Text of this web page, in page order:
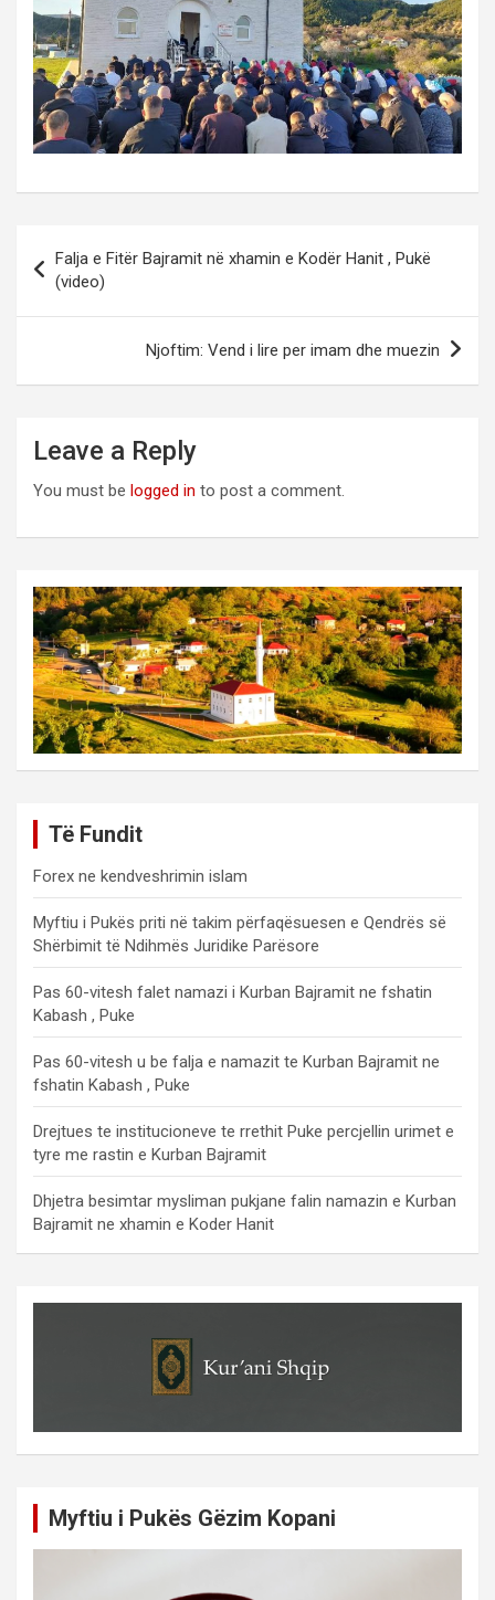
navigation
Falja e Fitër Bajramit në xhamin e Kodër Hanit , Pukë
(video)
Njoftim: Vend i lire per imam dhe muezin
Leave a Reply
You must be logged in to post a comment.
Të Fundit
Forex ne kendveshrimin islam
Myftiu i Pukës priti në takim përfaqësuesen e Qendrës së
Shërbimit të Ndihmës Juridike Parësore
Pas 60-vitesh falet namazi i Kurban Bajramit ne fshatin
Kabash , Puke
Pas 60-vitesh u be falja e namazit te Kurban Bajramit ne
fshatin Kabash , Puke
Drejtues te institucioneve te rrethit Puke percjellin urimet e
tyre me rastin e Kurban Bajramit
Dhjetra besimtar mysliman pukjane falin namazin e Kurban
Bajramit ne xhamin e Koder Hanit
Myftiu i Pukës Gëzim Kopani